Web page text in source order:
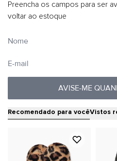
Preencha os campos para ser
voltar ao estoque
AVISE-ME
Recomendado para vocêVistos